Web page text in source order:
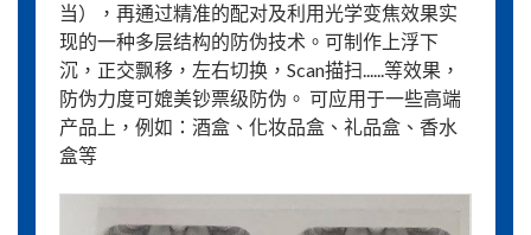
当），再通过精准的配对及利用光学变焦效果实
现的一种多层结构的防伪技术。可制作上浮下
沉，正交飘移，左右切换，Scan描扫......等效果，
防伪力度可媲美钞票级防伪。 可应用于一些高端
产品上，例如：酒盒、化妆品盒、礼品盒、香水
盒等